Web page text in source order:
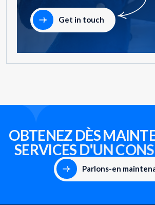
Get in touch
OBTENEZ DÈSMAINT
SERVICESD'UNCONS
Parlons-en